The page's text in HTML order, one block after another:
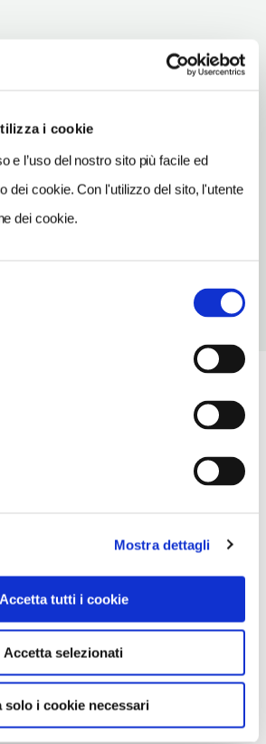
i cookie
e l’uso del nostro sito più facile ed
dei cookie. Con l'utilizzo del sito, l'utente
dei cookie.
Mostra dettagli
Accetta tutti i cookie
Accetta selezionati
solo i cookie necessari